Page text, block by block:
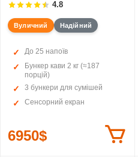
4.8
Вуличний Надійний
До 25 напоїв
Бункер кави 2 кг (≈187
порцій)
3 бункери для сумішей
Сенсорний екран
6950$